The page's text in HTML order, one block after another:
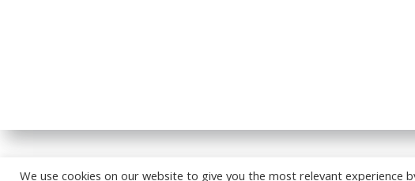
© 2026
We use cookies on our website to give you the most relevant experience